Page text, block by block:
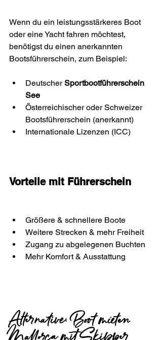
Wenn du ein leistungsstärkeres Boot
oder eine Yacht fahren möchtest,
benötigst du einen anerkannten
Bootsführerschein, zum Beispiel:
Deutscher Sportbootführerschein
See
Österreichischer oder Schweizer
Bootsführerschein (anerkannt)
Internationale Lizenzen (ICC)
Vorteile mit Führerschein
Größere & schnellere Boote
Weitere Strecken & mehr Freiheit
Zugang zu abgelegenen Buchten
Mehr Komfort & Ausstattung
Alternative: Boot mieten